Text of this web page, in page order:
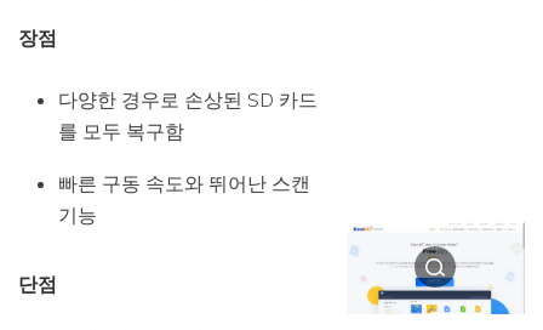
장점
다양한 경우로 손상된 SD 카드
를 모두 복구함
빠른 구동 속도와 뛰어난 스캔
기능
단점